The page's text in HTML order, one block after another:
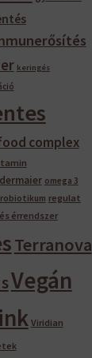
keringés
complex
omega 3
regulat
érrendszer
Terranova
Vegán
Viridian